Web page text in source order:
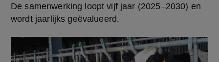
De samenwerking loopt vijf jaar (2025–2030) en
wordt jaarlijks geëvalueerd.